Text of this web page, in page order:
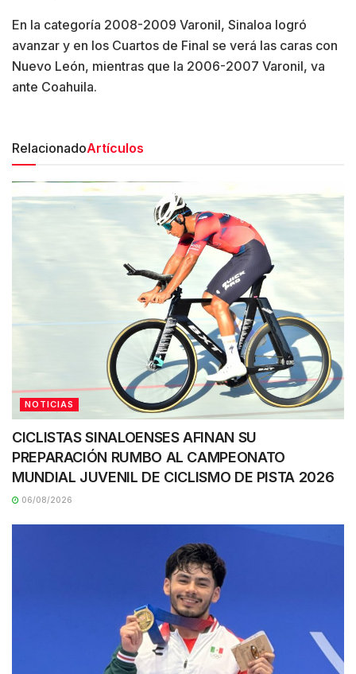
En la categoría 2008-2009 Varonil, Sinaloa logró
avanzar y en los Cuartos de Final se verá las caras con
Nuevo León, mientras que la 2006-2007 Varonil, va
ante Coahuila.
RelacionadoArtículos
NOTICIAS
CICLISTAS SINALOENSES AFINAN SU
PREPARACIÓN RUMBO AL CAMPEONATO
MUNDIAL JUVENIL DE CICLISMO DE PISTA 2026
06/08/2026